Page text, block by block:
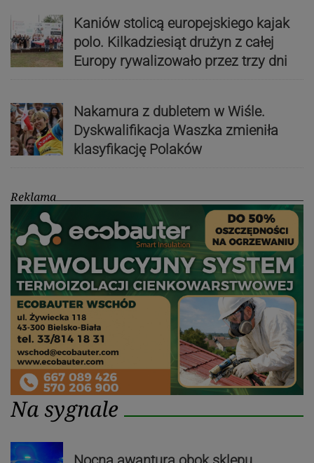
Kaniów stolicą europejskiego kajak
polo. Kilkadziesiąt drużyn z całej
Europy rywalizowało przez trzy dni
Nakamura z dubletem w Wiśle.
Dyskwalifikacja Waszka zmieniła
klasyfikację Polaków
Reklama
Na sygnale